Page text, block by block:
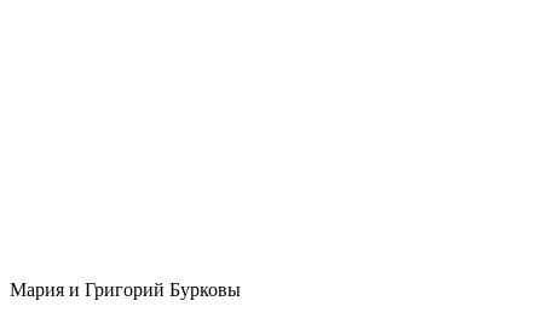
Мария и Григорий Бурковы